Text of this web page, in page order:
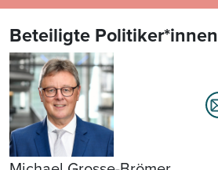
Beteiligte Politiker*innen